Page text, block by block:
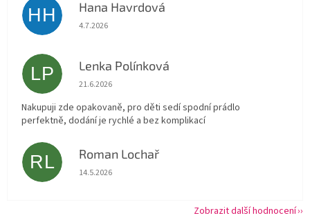
HH Hana Havrdová
Hodnocení obchodu je 5 z 5 hvězdiček.
4.7.2026
LP Lenka Polínková
Hodnocení obchodu je 5 z 5 hvězdiček.
21.6.2026
Nakupuji zde opakovaně, pro děti sedí spodní prádlo
perfektně, dodání je rychlé a bez komplikací
RL Roman Lochař
Hodnocení obchodu je 5 z 5 hvězdiček.
14.5.2026
Zobrazit další hodnocení